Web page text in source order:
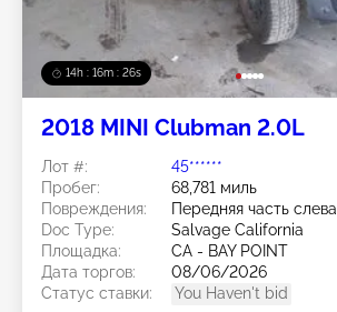
14h : 16m : 23s
2018 MINI Clubman 2.0L
Лот #:
45******
Пробег:
68,781 миль
Повреждения:
Передняя часть слева
Doc Type:
Salvage California
Площадка:
CA - BAY POINT
Дата торгов:
08/06/2026
Статус ставки:
You Haven't bid